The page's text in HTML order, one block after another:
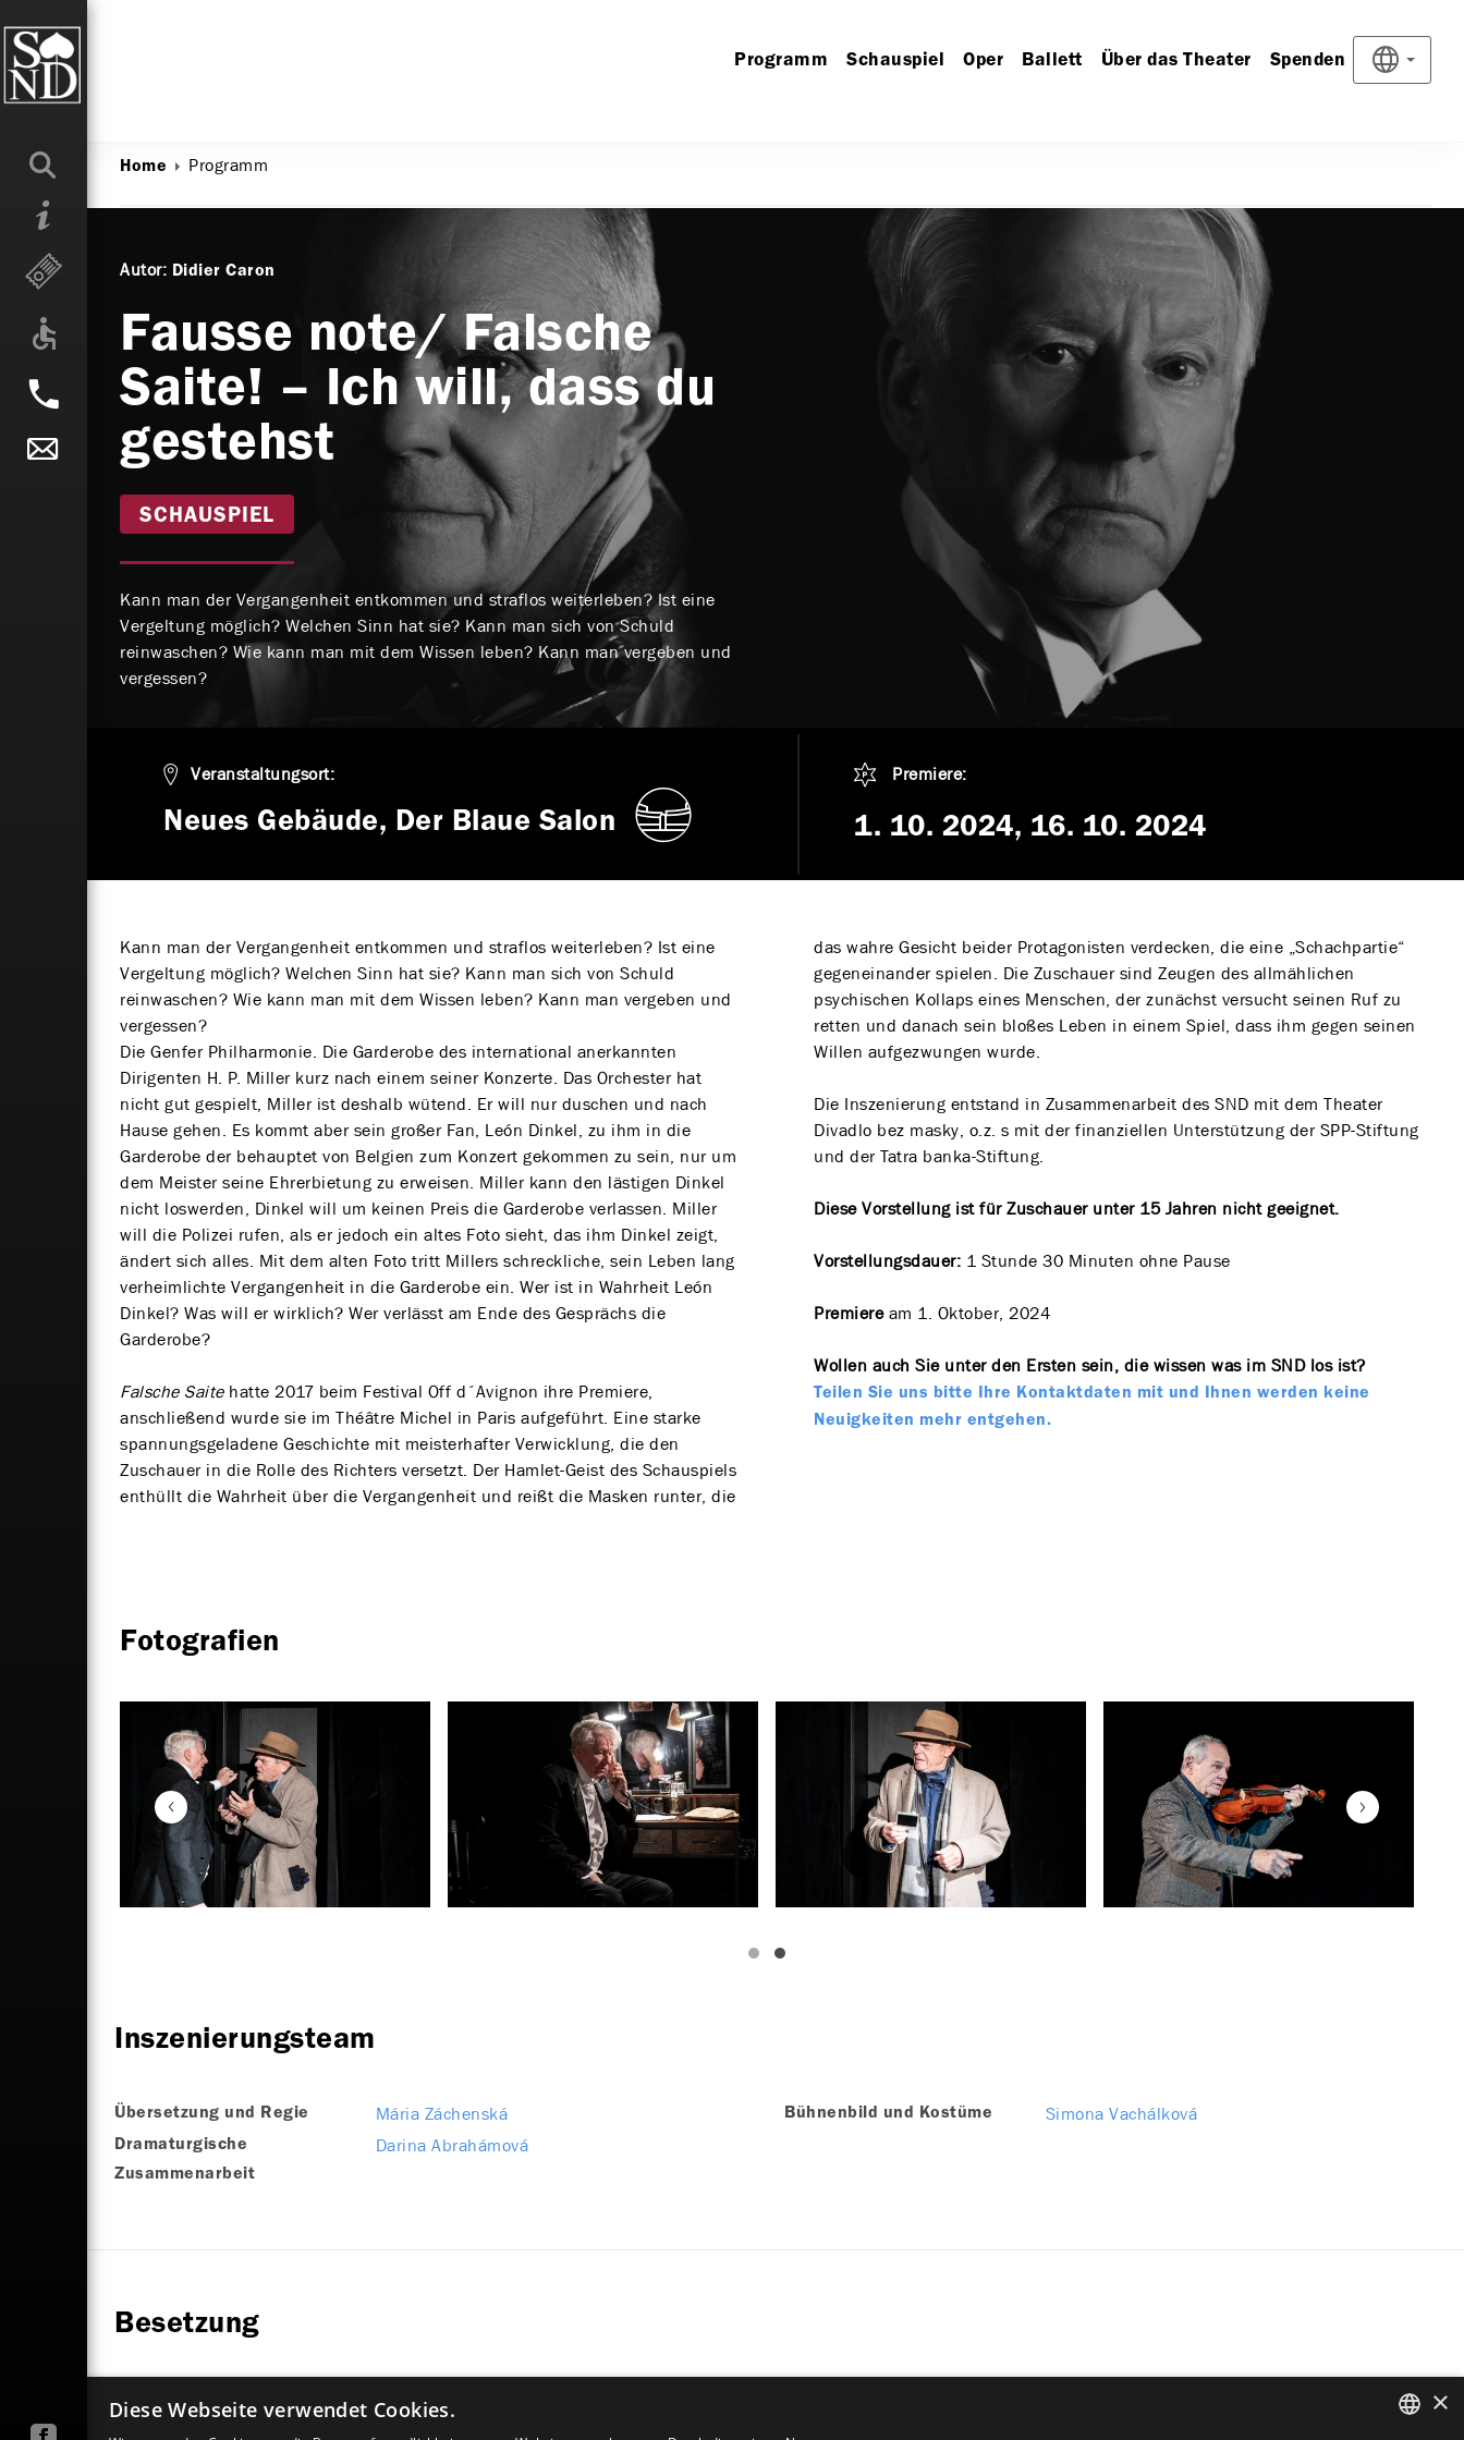
Programm Schauspiel Oper Ballett Über das Theater Spenden
Home Programm
Autor: Didier Caron
Fausse note/ Falsche
Saite! – Ich will, dass du
gestehst
SCHAUSPIEL
Kann man der Vergangenheit entkommen und straflos weiterleben? Ist eine
Vergeltung möglich? Welchen Sinn hat sie? Kann man sich von Schuld
reinwaschen? Wie kann man mit dem Wissen leben? Kann man vergeben und
vergessen?
Veranstaltungsort:
Neues Gebäude, Der Blaue Salon
Premiere:
1. 10. 2024 16. 10. 2024
Kann man der Vergangenheit entkommen und straflos weiterleben? Ist eine
Vergeltung möglich? Welchen Sinn hat sie? Kann man sich von Schuld
reinwaschen? Wie kann man mit dem Wissen leben? Kann man vergeben und
vergessen?
Die Genfer Philharmonie. Die Garderobe des international anerkannten
Dirigenten H. P. Miller kurz nach einem seiner Konzerte. Das Orchester hat
nicht gut gespielt, Miller ist deshalb wütend. Er will nur duschen und nach
Hause gehen. Es kommt aber sein großer Fan, León Dinkel, zu ihm in die
Garderobe der behauptet von Belgien zum Konzert gekommen zu sein, nur um
dem Meister seine Ehrerbietung zu erweisen. Miller kann den lästigen Dinkel
nicht loswerden, Dinkel will um keinen Preis die Garderobe verlassen. Miller
will die Polizei rufen, als er jedoch ein altes Foto sieht, das ihm Dinkel zeigt,
ändert sich alles. Mit dem alten Foto tritt Millers schreckliche, sein Leben lang
verheimlichte Vergangenheit in die Garderobe ein. Wer ist in Wahrheit León
Dinkel? Was will er wirklich? Wer verlässt am Ende des Gesprächs die
Garderobe?
Falsche Saite hatte 2017 beim Festival Off d´Avignon ihre Premiere,
anschließend wurde sie im Théâtre Michel in Paris aufgeführt. Eine starke
spannungsgeladene Geschichte mit meisterhafter Verwicklung, die den
Zuschauer in die Rolle des Richters versetzt. Der Hamlet-Geist des Schauspiels
enthüllt die Wahrheit über die Vergangenheit und reißt die Masken runter, die
das wahre Gesicht beider Protagonisten verdecken, die eine „Schachpartie“
gegeneinander spielen. Die Zuschauer sind Zeugen des allmählichen
psychischen Kollaps eines Menschen, der zunächst versucht seinen Ruf zu
retten und danach sein bloßes Leben in einem Spiel, dass ihm gegen seinen
Willen aufgezwungen wurde.
Die Inszenierung entstand in Zusammenarbeit des SND mit dem Theater
Divadlo bez masky, o.z. s mit der finanziellen Unterstützung der SPP-Stiftung
und der Tatra banka-Stiftung.
Diese Vorstellung ist für Zuschauer unter 15 Jahren nicht geeignet.
Vorstellungsdauer: 1 Stunde 30 Minuten ohne Pause
Premieream 1. Oktober, 2024
Wollen auch Sie unter den Ersten sein, die wissen was im SND los ist?
Teilen Sie uns bitte Ihre Kontaktdaten mit und Ihnen werden keine
Neuigkeiten mehr entgehen.
Fotografien
Inszenierungsteam
Übersetzung und Regie Mária Záchenská
Dramaturgische
Zusammenarbeit
Darina Abrahámová
Bühnenbild und Kostüme Simona Vachálková
Besetzung
Emil Horváth ×
Diese Webseite verwendet Cookies.